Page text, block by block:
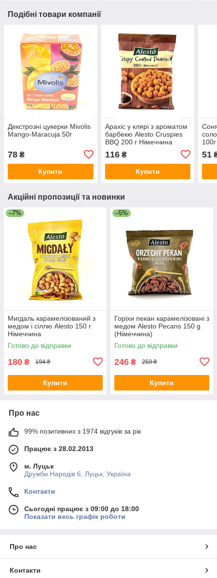
Подібні товари компанії
Декстрозні цукерки Mivolis
Mango-Maracuja 50г
78 ₴
Купити
Арахіс у клярі з ароматом
барбекю Alesto Cruspies
BBQ 200 г Німеччина
116₴
Купити
51
Акційні пропозиції та новинки
–7%
Мигдаль карамелізований з
медом і сіллю Alesto 150 г
Німеччина
Готово до відправки
180 ₴ 194 ₴
Купити
–5%
Горіхи пекан карамелізовані з
медом Alesto Pecans 150 g
(Німеччина)
Готово до відправки
246 ₴ 259 ₴
Купити
Про нас
99% позитивних з 1974 відгуків за рік
Працює з 28.02.2013
м. Луцьк
Дружби Народів 6, Луцьк, Україна
Контакти
Сьогодні працює з 09:00 до 18:00
Показати весь графік роботи
Про нас
Контакти